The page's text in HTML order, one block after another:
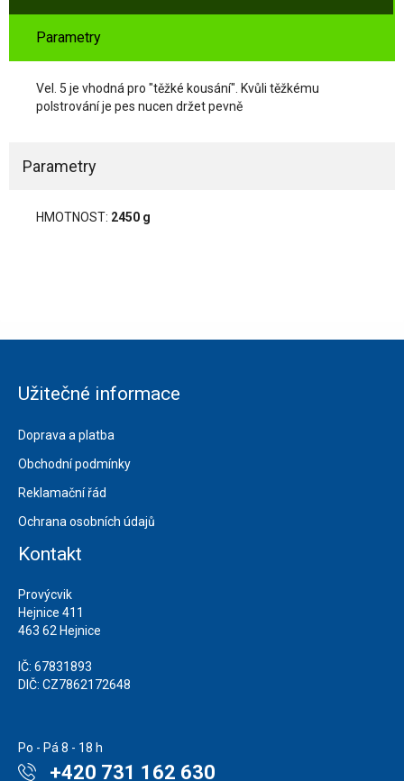
Parametry
Vel. 5 je vhodná pro "těžké kousání". Kvůli těžkému
polstrování je pes nucen držet pevně
Parametry
HMOTNOST: 2450 g
Užitečné informace
Doprava a platba
Obchodní podmínky
Reklamační řád
Ochrana osobních údajů
Kontakt
Provýcvik
Hejnice 411
463 62 Hejnice
IČ: 67831893
DIČ: CZ7862172648
Po - Pá 8 - 18 h
+420 731 162 630